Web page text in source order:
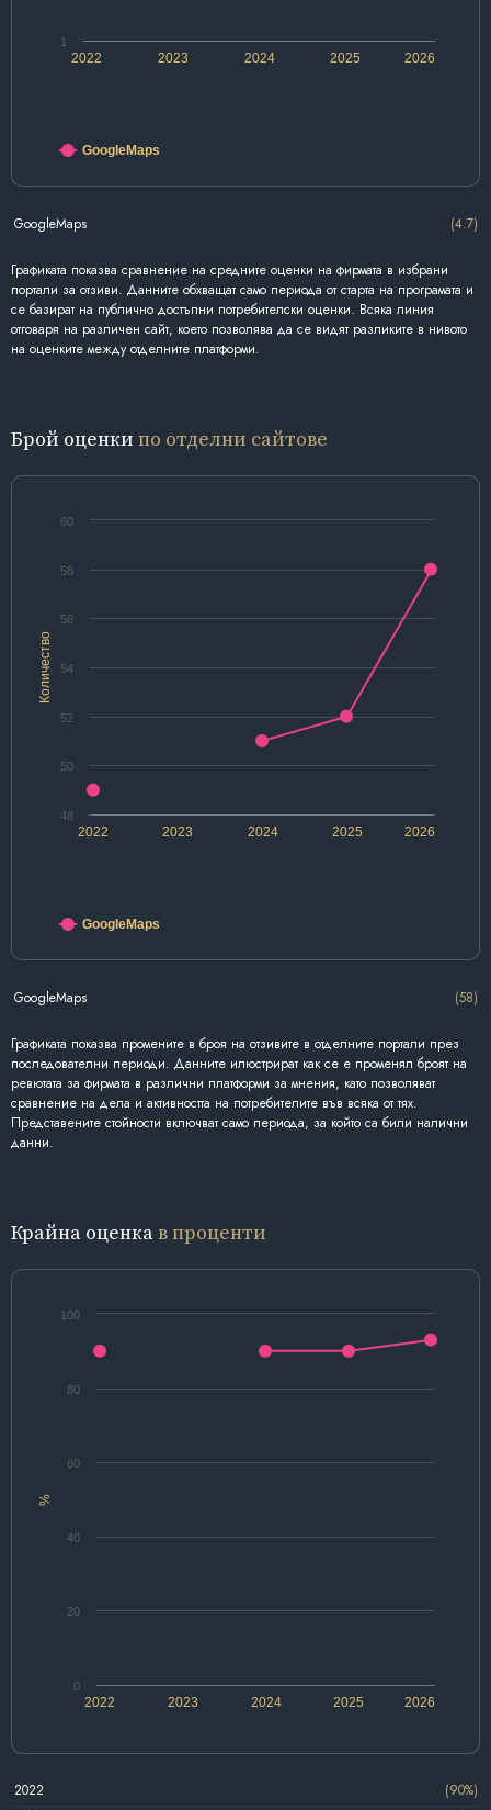
2022 2024 2026
2023 2025
1
GoogleMaps
GoogleMaps (4.7)
Графиката показва сравнение на средните оценки на фирмата в избрани
портали за отзиви. Данните обхващат само периода от старта на програмата и
се базират на публично достъпни потребителски оценки. Всяка линия
отговаря на различен сайт, което позволява да се видят разликите в нивото
на оценките между отделните платформи.
Брой оценки по отделни сайтове
Количество
2022 2024 2026
2023 2025
48
50
52
54
56
58
60
GoogleMaps
GoogleMaps (58)
Графиката показва промените в броя на отзивите в отделните портали през
последователни периоди. Данните илюстрират как се е променял броят на
ревютата за фирмата в различни платформи за мнения, като позволяват
сравнение на дела и активността на потребителите във всяка от тях.
Представените стойности включват само периода, за който са били налични
данни.
Крайна оценкав проценти
%
2022 2024 2026
2023 2025
0
20
40
60
80
100
2022
(90%)